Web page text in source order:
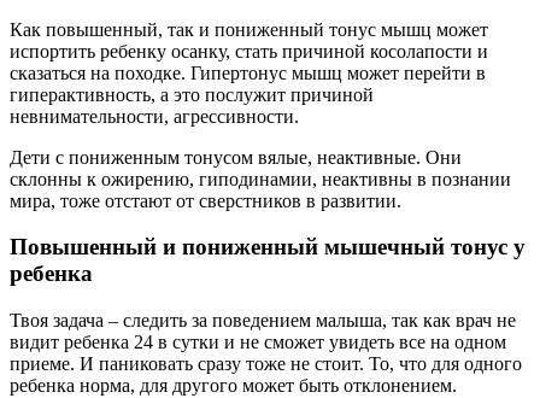
Как повышенный, так и пониженный тонус мышц может
испортить ребенку осанку, стать причиной косолапости и
сказаться на походке. Гипертонус мышц может перейти в
гиперактивность, а это послужит причиной
невнимательности, агрессивности.
Дети с пониженным тонусом вялые, неактивные. Они
склонны к ожирению, гиподинамии, неактивны в познании
мира, тоже отстают от сверстников в развитии.
Повышенный и пониженный мышечный тонус у
ребенка
Твоя задача – следить за поведением малыша, так как врач не
видит ребенка 24 в сутки и не сможет увидеть все на одном
приеме. И паниковать сразу тоже не стоит. То, что для одного
ребенка норма, для другого может быть отклонением.